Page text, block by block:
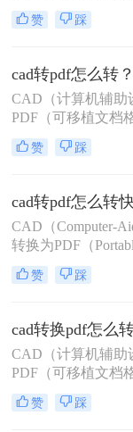
格式便于查看、分
转pdf怎么转免费呢
松完成CAD转PDF
赞 踩
CAD（计算机辅助
PDF（可移植文档
筑和工程领域常见
不仅具有高度的兼
CAD转PDF怎么转
种将CAD文件转换
赞 踩
CAD（Computer-
转换为PDF（
Format）格式，可
共享、打印和存档
的CAD转PDF方法
文件转换。
赞 踩
CAD（计算机辅助
PDF（可移植文档
工程师在日常工作
求。PDF格式因其
赞 踩